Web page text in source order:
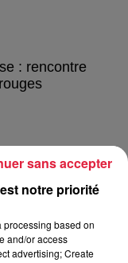
: rencontre
notre priorité
based on
and/or access
advertising; Create
sans accepter